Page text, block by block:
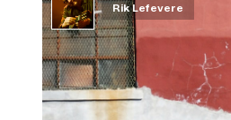
Rik Lefevere